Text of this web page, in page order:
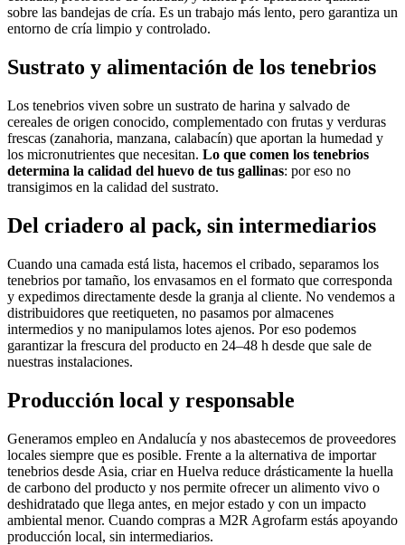
sobre las bandejas de cría. Es un trabajo más lento, pero garantiza un
entorno de cría limpio y controlado.
Sustrato y alimentación de los tenebrios
Los tenebrios viven sobre un sustrato de harina y salvado de
cereales de origen conocido, complementado con frutas y verduras
frescas (zanahoria, manzana, calabacín) que aportan la humedad y
los micronutrientes que necesitan. Lo que comen los tenebrios
determina la calidad del huevo de tus gallinas: por eso no
transigimos en la calidad del sustrato.
Del criadero al pack, sin intermediarios
Cuando una camada está lista, hacemos el cribado, separamos los
tenebrios por tamaño, los envasamos en el formato que corresponda
y expedimos directamente desde la granja al cliente. No vendemos a
distribuidores que reetiqueten, no pasamos por almacenes
intermedios y no manipulamos lotes ajenos. Por eso podemos
garantizar la frescura del producto en 24–48 h desde que sale de
nuestras instalaciones.
Producción local y responsable
Generamos empleo en Andalucía y nos abastecemos de proveedores
locales siempre que es posible. Frente a la alternativa de importar
tenebrios desde Asia, criar en Huelva reduce drásticamente la huella
de carbono del producto y nos permite ofrecer un alimento vivo o
deshidratado que llega antes, en mejor estado y con un impacto
ambiental menor. Cuando compras a M2R Agrofarm estás apoyando
producción local, sin intermediarios.